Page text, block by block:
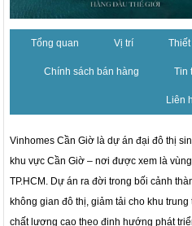
Tổng quan Vị trí Thiết
Chính sách bán hàng Tin
Liên
Vinhomes Cần Giờ là dự án đại đô thị
khu vực Cần Giờ – nơi được xem là
TP.HCM. Dự án ra đời trong bối cảnh
không gian đô thị, giảm tải cho khu
chất lượng cao theo định hướng phát